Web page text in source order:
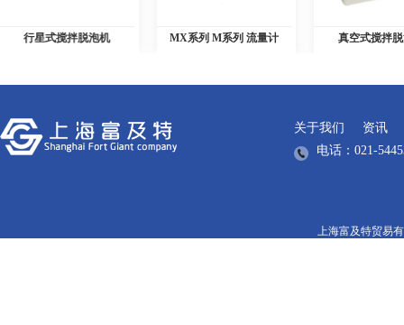
行星式搅拌脱泡机 MX系列 M系列 流量计 真空式搅拌
关于我们
资讯
电话：021-
上海富及特贸易